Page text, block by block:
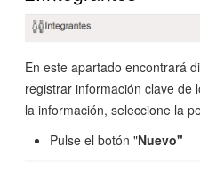
En este apartado encontrará
registrar información clave de
la información, seleccione la
Pulse el botón "Nuevo"